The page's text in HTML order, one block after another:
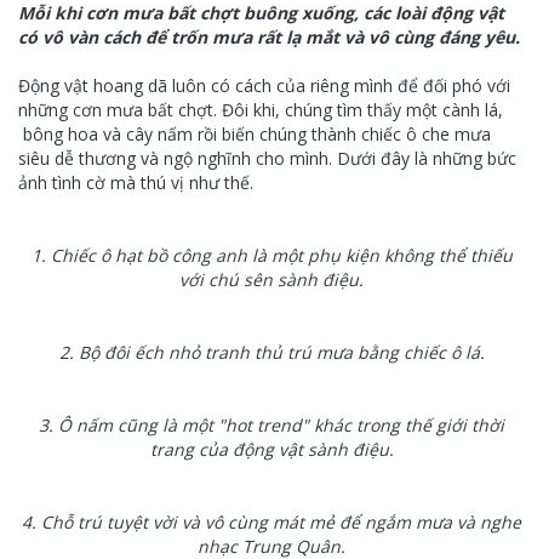
Mỗi khi cơn mưa bất chợt buông xuống, các loài động vật
có vô vàn cách để trốn mưa rất lạ mắt và vô cùng đáng yêu.
Động vật hoang dã luôn có cách của riêng mình để đối phó với
những cơn mưa bất chợt. Đôi khi, chúng tìm thấy một cành lá,
bông hoa và cây nấm rồi biến chúng thành chiếc ô che mưa
siêu dễ thương và ngộ nghĩnh cho mình. Dưới đây là những bức
ảnh tình cờ mà thú vị như thế.
1. Chiếc ô hạt bồ công anh là một phụ kiện không thể thiếu
với chú sên sành điệu.
2. Bộ đôi ếch nhỏ tranh thủ trú mưa bằng chiếc ô lá.
3. Ô nấm cũng là một "hot trend" khác trong thế giới thời
trang của động vật sành điệu.
4. Chỗ trú tuyệt vời và vô cùng mát mẻ để ngắm mưa và nghe
nhạc Trung Quân.